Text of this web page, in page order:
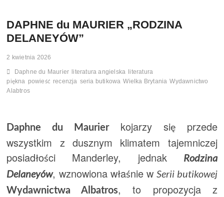
DAPHNE du MAURIER „RODZINA
DELANEYÓW”
2 kwietnia 2026
Daphne du Maurier literatura angielska literatura
piękna powieść recenzja seria butikowa Wielka Brytania Wydawnictwo
Alabtros
Daphne du Maurierkojarzy się przede
wszystkim z dusznym klimatem tajemniczej
posiadłości Manderley, jednak
Rodzina
Delaneyów, wznowiona właśnie wSerii butikowej
Wydawnictwa Albatros, to propozycja z